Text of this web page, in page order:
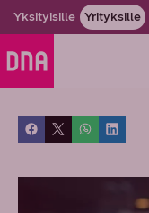
Yksityisille Yrityksille